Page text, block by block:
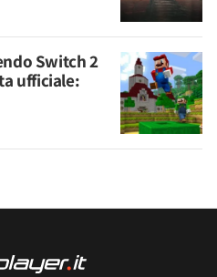
Switch 2
ufficiale: